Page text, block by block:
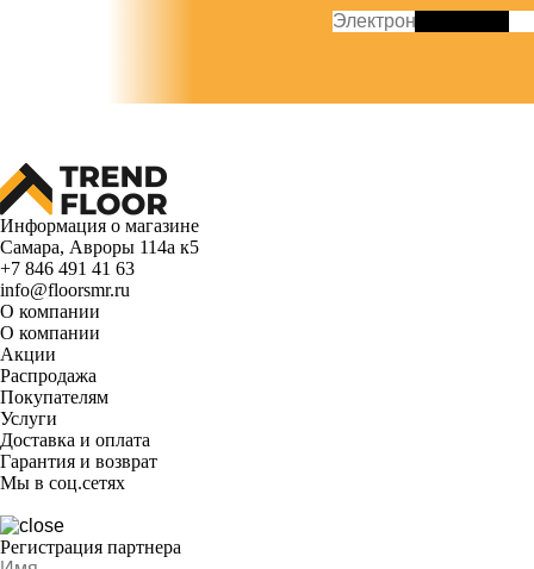
Информация о магазине
Самара, Авроры 114а к5
+7 846 491 41 63
info@floorsmr.ru
О компании
О компании
Акции
Распродажа
Покупателям
Услуги
Доставка и оплата
Гарантия и возврат
Мы в соц.сетях
Регистрация партнера